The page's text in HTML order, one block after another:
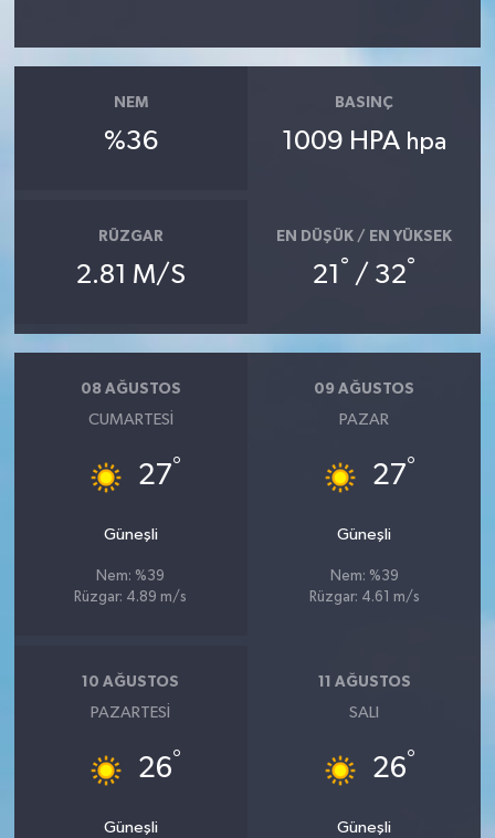
NEM
%36
BASINÇ
1009 HPA hpa
RÜZGAR
2.81 M/S
EN DÜŞÜK / EN YÜKSEK
21 ° / 32°
08 AĞUSTOS
CUMARTESI
27°
Güneşli
Nem: %39
Rüzgar: 4.89 m/s
09 AĞUSTOS
PAZAR
27°
Güneşli
Nem: %39
Rüzgar: 4.61 m/s
10 AĞUSTOS
PAZARTESI
26°
Güneşli
11 AĞUSTOS
SALI
26°
Güneşli